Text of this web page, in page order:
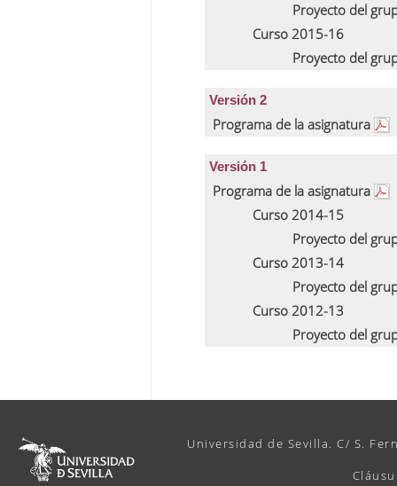
Proyecto del
Curso 2015-16
Proyecto del
Versión 2
Programa de la asignatura
Versión 1
Programa de la asignatura
Curso 2014-15
Proyecto del
Curso 2013-14
Proyecto del
Curso 2012-13
Proyecto del
Universidad de Sevilla. C/ S.